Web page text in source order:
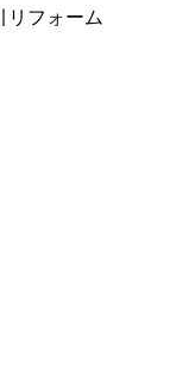
リフォーム